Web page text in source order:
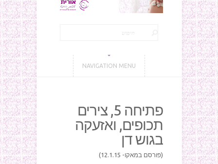
NAVIGATION MENU
פתיחה 5, צירים
תכופים, ואזעקה
בגוש דן
(פורסם במאקו- 12.1.15)